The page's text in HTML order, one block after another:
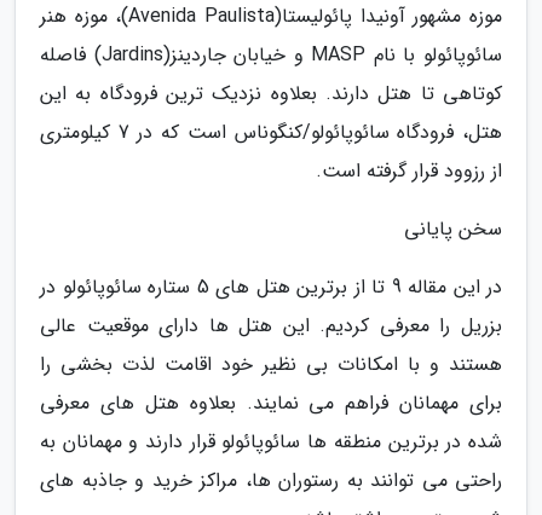
موزه مشهور آونیدا پائولیستا(Avenida Paulista)، موزه هنر
سائوپائولو با نام MASP و خیابان جاردینز(Jardins) فاصله
کوتاهی تا هتل دارند. بعلاوه نزدیک ترین فرودگاه به این
هتل، فرودگاه سائوپائولو/کنگوناس است که در 7 کیلومتری
از رزوود قرار گرفته است.
سخن پایانی
در این مقاله 9 تا از برترین هتل های 5 ستاره سائوپائولو در
بزریل را معرفی کردیم. این هتل ها دارای موقعیت عالی
هستند و با امکانات بی نظیر خود اقامت لذت بخشی را
برای مهمانان فراهم می نمایند. بعلاوه هتل های معرفی
شده در برترین منطقه ها سائوپائولو قرار دارند و مهمانان به
راحتی می توانند به رستوران ها، مراکز خرید و جاذبه های